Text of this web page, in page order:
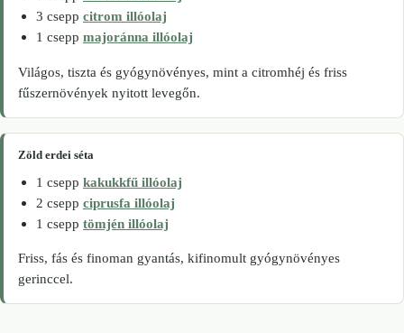
3 csepp citrom illóolaj
1 csepp majoránna illóolaj
Világos, tiszta és gyógynövényes, mint a citromhéj és friss
fűszernövények nyitott levegőn.
Zöld erdei séta
1 csepp kakukkfű illóolaj
2 csepp ciprusfa illóolaj
1 csepp tömjén illóolaj
Friss, fás és finoman gyantás, kifinomult gyógynövényes
gerinccel.